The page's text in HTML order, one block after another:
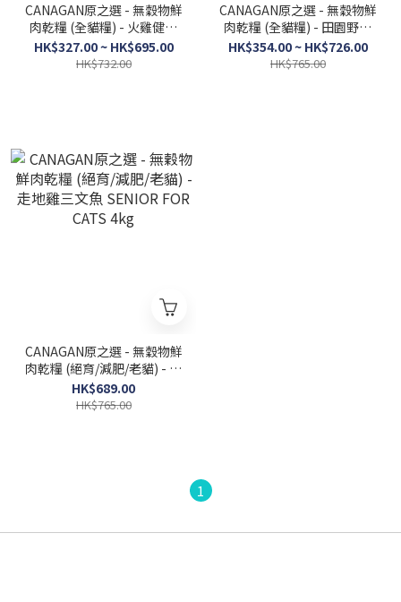
CANAGAN原之選 - 無穀物鮮
肉乾糧 (全貓糧) - 火雞健齒
配方 DENTAL TURKEY
HK$327.00 ~ HK$695.00
HK$732.00
CANAGAN原之選 - 無穀物鮮
肉乾糧 (全貓糧) - 田園野味
配方 COUNTRY GAME
HK$354.00 ~ HK$726.00
HK$765.00
CANAGAN原之選 - 無穀物鮮
肉乾糧 (絕育/減肥/老貓) - 走
地雞三文魚 SENIOR FOR
CATS 4kg
HK$689.00
HK$765.00
1